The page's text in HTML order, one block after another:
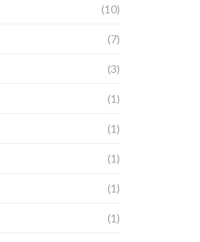
(10)
(7)
(3)
(1)
(1)
(1)
(1)
(1)